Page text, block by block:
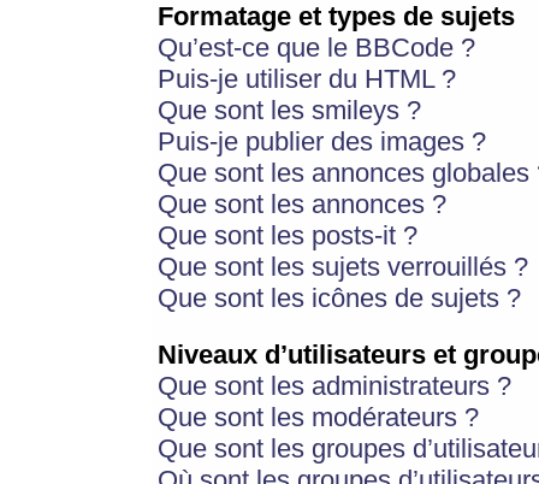
Formatage et types de sujets
Qu’est-ce que le BBCode ?
Puis-je utiliser du HTML ?
Que sont les smileys ?
Puis-je publier des images ?
Que sont les annonces globales
Que sont les annonces ?
Que sont les posts-it ?
Que sont les sujets verrouillés ?
Que sont les icônes de sujets ?
Niveaux d’utilisateurs et
Que sont les administrateurs ?
Que sont les modérateurs ?
Que sont les groupes